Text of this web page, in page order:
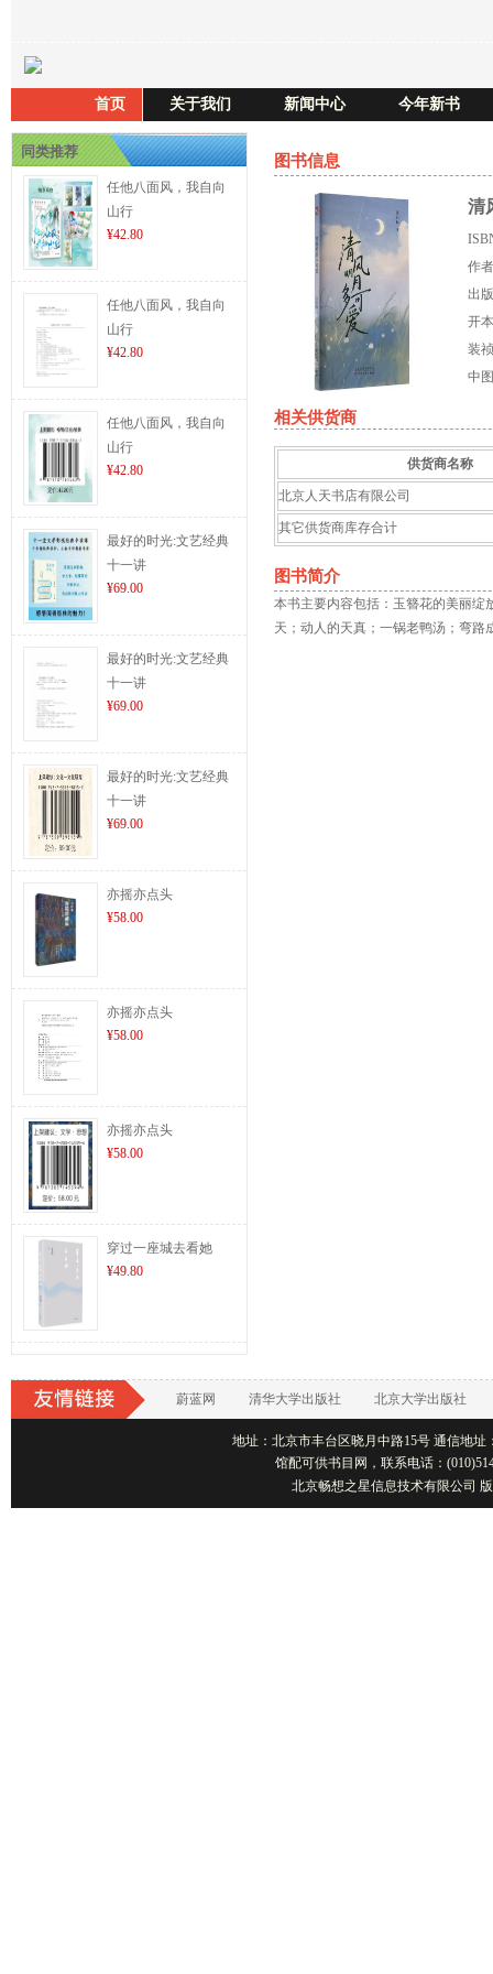
首页 关于我们 新闻中心 今年新书
同类推荐
任他八面风，我自向
山行
¥42.80
任他八面风，我自向
山行
¥42.80
任他八面风，我自向
山行
¥42.80
最好的时光:文艺经典
十一讲
¥69.00
最好的时光:文艺经典
十一讲
¥69.00
最好的时光:文艺经典
十一讲
¥69.00
亦摇亦点头
¥58.00
亦摇亦点头
¥58.00
亦摇亦点头
¥58.00
穿过一座城去看她
¥49.80
图书信息
清
作
出
开
装
中
相关供货商
供货商名称
北京人天书店有限公司
其它供货商库存合计
图书简介
本书主要内容包括：玉簪花的美丽绽
天；动人的天真；一锅老鸭汤；弯路
蔚蓝网 清华大学出版社 北京大学出版社
地址：北京市丰台区晓月中路15号 通信地址
馆配可供书目网，联系电话：
北京畅想之星信息技术有限公司